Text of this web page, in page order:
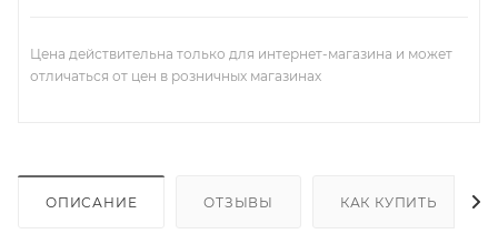
Цена действительна только для интернет-магазина и может
отличаться от цен в розничных магазинах
ОПИСАНИЕ ОТЗЫВЫ КАК КУПИТЬ